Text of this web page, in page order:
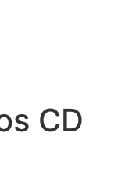
CD